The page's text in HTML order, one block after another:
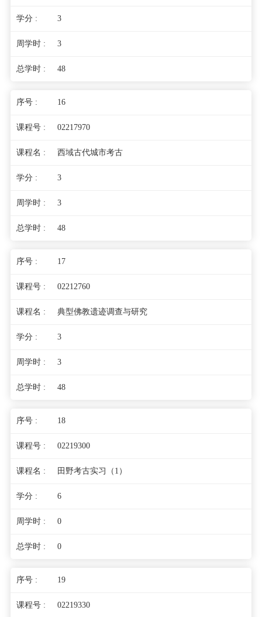
3
3
48
16
02217970
西域古代城市考古
3
3
48
17
02212760
典型佛教遗迹调查与研究
3
3
48
18
02219300
田野考古实习（1）
6
0
0
19
02219330